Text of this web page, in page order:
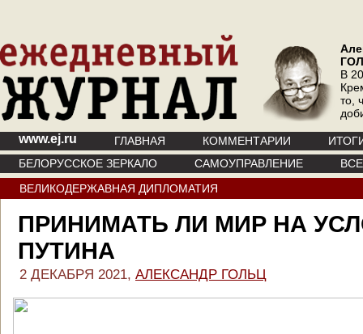
В
то,
www.ej.ru ГЛАВНАЯ КОММЕНТАРИИ
БЕЛОРУССКОЕ ЗЕРКАЛО
САМОУПРАВЛЕНИЕ
ВЕЛИКОДЕРЖАВНАЯ ДИПЛОМАТИЯ
ПРИНИМАТЬ ЛИ МИР НА
ПУТИНА
2 ДЕКАБРЯ 2021, АЛЕКСАНДР ГОЛЬЦ